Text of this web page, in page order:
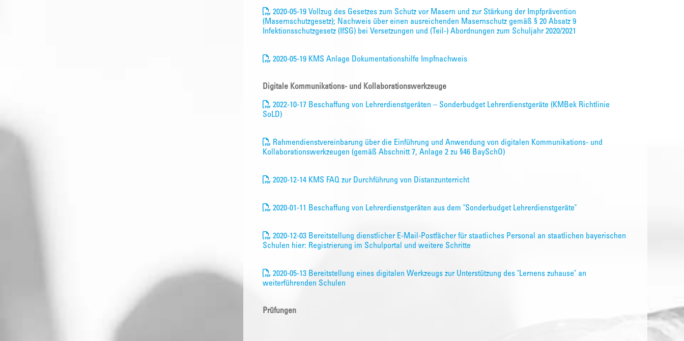
2020-05-19 Vollzug des Gesetzes zum Schutz vor Masern und zur Stärkung der Impfprävention
(Masernschutzgesetz); Nachweis über einen ausreichenden Masernschutz gemäß § 20 Absatz 9
Infektionsschutzgesetz (IfSG) bei Versetzungen und (Teil-) Abordnungen zum Schuljahr 2020/2021
2020-05-19 KMS Anlage Dokumentationshilfe Impfnachweis
Digitale Kommunikations- und Kollaborationswerkzeuge
2022-10-17 Beschaffung von Lehrerdienstgeräten – Sonderbudget Lehrerdienstgeräte (KMBek Richtlinie
SoLD)
Rahmendienstvereinbarung über die Einführung und Anwendung von digitalen Kommunikations- und
Kollaborationswerkzeugen (gemäß Abschnitt 7, Anlage 2 zu §46 BaySchO)
2020-12-14 KMS FAQ zur Durchführung von Distanzunterricht
2020-01-11 Beschaffung von Lehrerdienstgeräten aus dem "Sonderbudget Lehrerdienstgeräte"
2020-12-03 Bereitstellung dienstlicher E-Mail-Postfächer für staatliches Personal an staatlichen bayerischen
Schulen hier: Registrierung im Schulportal und weitere Schritte
2020-05-13 Bereitstellung eines digitalen Werkzeugs zur Unterstützung des "Lernens zuhause" an
weiterführenden Schulen
Prüfungen